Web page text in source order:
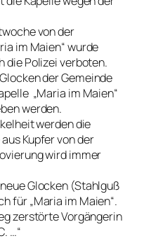
von der
im Maien“ wurde
die Polizei verboten.
der Gemeinde
„Maria im Maien“
werden.
werden die
Kupfer von der
wird immer
Glocken (Stahlguß
für „Maria im Maien“.
zerstörte Vorgängerin
…“